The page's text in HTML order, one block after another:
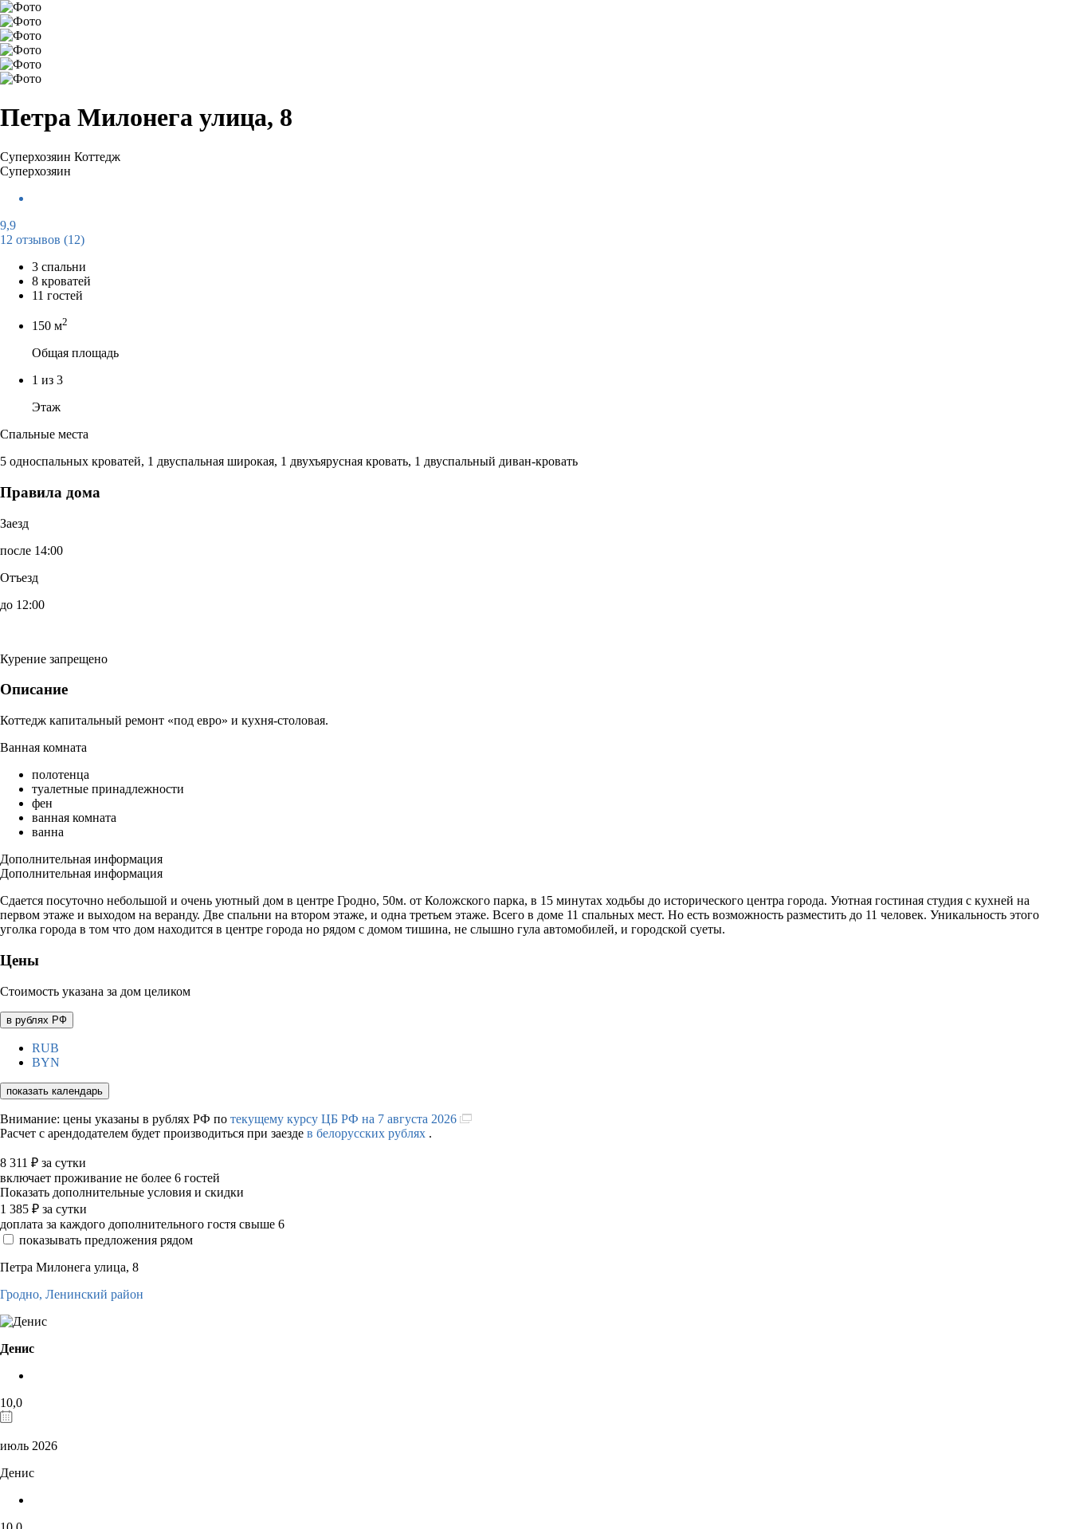
Петра Милонега улица, 8
Суперхозяин Коттедж
Суперхозяин
9,9
12 отзывов (12)
3 спальни
8 кроватей
11 гостей
150 м2
Общая площадь
1 из 3
Этаж
Спальные места
5 односпальных кроватей, 1 двуспальная широкая, 1 двухъярусная кровать, 1 двуспальный диван-кровать
Правила дома
Заезд
после 14:00
Отъезд
до 12:00
Курение запрещено
Описание
Коттедж капитальный ремонт «под евро» и кухня-столовая.
Ванная комната
полотенца
туалетные принадлежности
фен
ванная комната
ванна
Дополнительная информация
Дополнительная информация
Сдается посуточно небольшой и очень уютный дом в центре Гродно, 50м. от Коложского парка, в 15 минутах ходьбы до исторического центра города. Уютная гостиная студия с кухней на
первом этаже и выходом на веранду. Две спальни на втором этаже, и одна третьем этаже. Всего в доме 11 спальных мест. Но есть возможность разместить до 11 человек. Уникальность этого
уголка города в том что дом находится в центре города но рядом с домом тишина, не слышно гула автомобилей, и городской суеты.
Цены
Стоимость указана за дом целиком
в рублях РФ
RUB
BYN
показать календарь
Внимание: цены указаны в рублях РФ по текущему курсу ЦБ РФ на 7 августа 2026
Расчет с арендодателем будет производиться при заезде в белорусских рублях .
8 311 ₽ за сутки
включает проживание не более 6 гостей
Показать дополнительные условия и скидки
1 385 ₽ за сутки
доплата за каждого дополнительного гостя свыше 6
показывать предложения рядом
Петра Милонега улица, 8
Гродно, Ленинский район
Денис
10,0
июль 2026
Денис